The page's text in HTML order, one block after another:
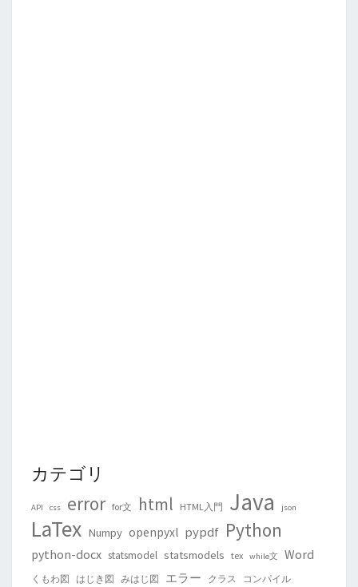
カテゴリ
API css error for文 html HTML入門 Java json
LaTex Numpy openpyxl pypdf Python
python-docx statsmodel statsmodels tex while文 Word
くもわ図 はじき図 みはじ図 エラー クラス
コンパイル